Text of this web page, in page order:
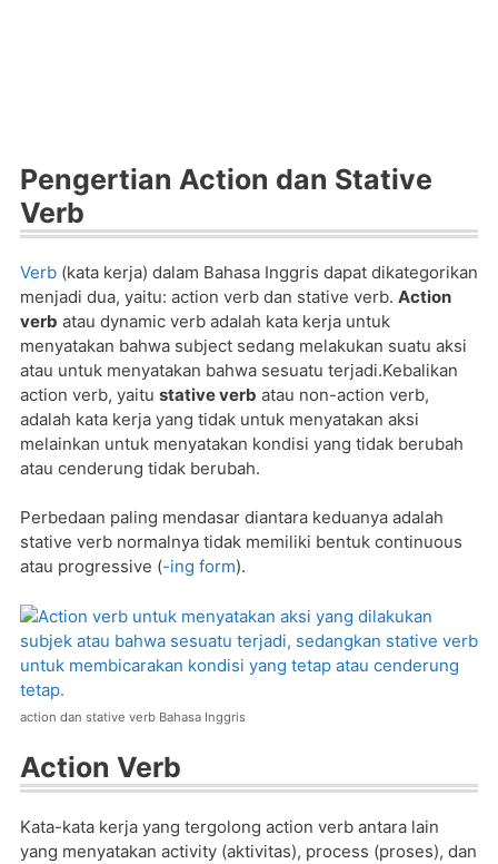
Pengertian Action dan Stative
Verb
Verb (kata kerja) dalam Bahasa Inggris dapat dikategorikan
menjadi dua, yaitu: action verb dan stative verb. Action
verb atau dynamic verb adalah kata kerja untuk
menyatakan bahwa subject sedang melakukan suatu aksi
atau untuk menyatakan bahwa sesuatu terjadi.Kebalikan
action verb, yaitu stative verb atau non-action verb,
adalah kata kerja yang tidak untuk menyatakan aksi
melainkan untuk menyatakan kondisi yang tidak berubah
atau cenderung tidak berubah.
Perbedaan paling mendasar diantara keduanya adalah
stative verb normalnya tidak memiliki bentuk continuous
atau progressive (-ing form).
action dan stative verb Bahasa Inggris
Action Verb
Kata-kata kerja yang tergolong action verb antara lain
yang menyatakan activity (aktivitas), process (proses), dan